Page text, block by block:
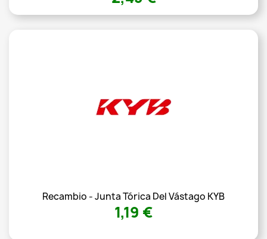
Recambio - Junta Tórica Del Vástago KYB
1,19 €